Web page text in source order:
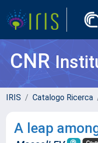
CNR
IRIS Catalogo Ricerca
A leap